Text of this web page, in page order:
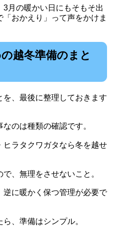
月の暖かい日にもそもそ出
おかえり」って声をかけま
越冬準備のまと
、最後に整理しておきます
のは種類の確認です。
ラタクワガタなら冬を越せ
、無理をさせないこと。
に暖かく保つ管理が必要で
、準備はシンプル。